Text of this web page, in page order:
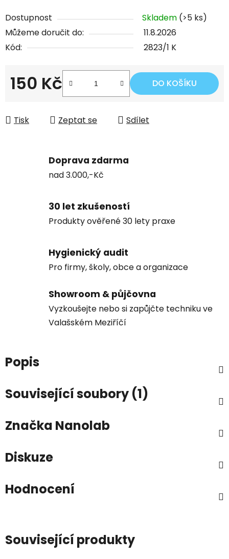
Dostupnost Skladem (>5 ks)
Můžeme doručit do:
11.8.2026
Kód:
2823/1 K
150 Kč DO KOŠÍKU
Tisk Zeptat se Sdílet
Doprava zdarma
nad 3.000,-Kč
30 let zkušeností
Produkty ověřené 30 lety praxe
Hygienický audit
Pro firmy, školy, obce a organizace
Showroom & půjčovna
Vyzkoušejte nebo si zapůjčte techniku ve
Valašském Meziříčí
Popis
Související soubory (1)
Značka Nanolab
Diskuze
Hodnocení
Související produkty